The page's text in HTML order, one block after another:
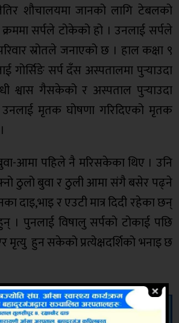
शौचालयमा जानको लागि टेबलको
सर्पले टोकेको हो । उनलाई सर्पले
स्रोतले जनाएको छ । हाल कक्षा ९
गोर्सिङे सर्प दँस अस्पतालमा पुर्‍याउदा
श्वास गैसकेको र अस्पताल पुर्‍याउदा
मृतक घोषणा गरिदिएको मृतक
आमा पहिले नै मरिसकेका थिए । उनि
ठुलो बुवा र ठुली आमा संगै बसेर पढ्ने
दाइ,भाइ र एउटी मात्र दिदी रहेका छन्
। पुनलाई विषालु सर्पको टोकाई पछि
मृत्यु हुन सकेको प्रत्येक्षदर्शिको भनाइ छ